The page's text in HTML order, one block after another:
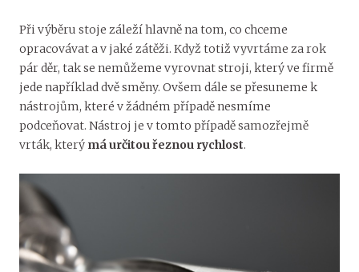
Při výběru stoje záleží hlavně na tom, co chceme
opracovávat a v jaké zátěži. Když totiž vyvrtáme za rok
pár děr, tak se nemůžeme vyrovnat stroji, který ve firmě
jede například dvě směny. Ovšem dále se přesuneme k
nástrojům, které v žádném případě nesmíme
podceňovat. Nástroj je v tomto případě samozřejmě
vrták, který má určitou řeznou rychlost.